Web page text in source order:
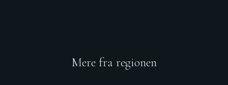
Mere fra regionen